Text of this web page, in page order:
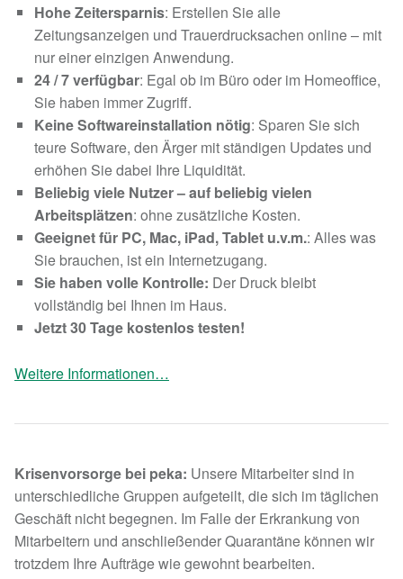
Hohe Zeitersparnis: Erstellen Sie alle
Zeitungsanzeigen und Trauerdrucksachen online – mit
nur einer einzigen Anwendung.
24 / 7 verfügbar: Egal ob im Büro oder im Homeoffice,
Sie haben immer Zugriff.
Keine Softwareinstallation nötig: Sparen Sie sich
teure Software, den Ärger mit ständigen Updates und
erhöhen Sie dabei Ihre Liquidität.
Beliebig viele Nutzer – auf beliebig vielen
Arbeitsplätzen: ohne zusätzliche Kosten.
Geeignet für PC, Mac, iPad, Tablet u.v.m.: Alles was
Sie brauchen, ist ein Internetzugang.
Sie haben volle Kontrolle: Der Druck bleibt
vollständig bei Ihnen im Haus.
Jetzt 30 Tage kostenlos testen!
Weitere Informationen…
Krisenvorsorge bei peka: Unsere Mitarbeiter sind in
unterschiedliche Gruppen aufgeteilt, die sich im täglichen
Geschäft nicht begegnen. Im Falle der Erkrankung von
Mitarbeitern und anschließender Quarantäne können wir
trotzdem Ihre Aufträge wie gewohnt bearbeiten.